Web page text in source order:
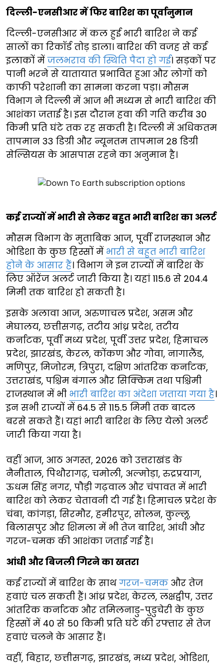
दिल्ली-एनसीआर में फिर बारिश का पूर्वानुमान
दिल्ली-एनसीआर में कल हुई भारी बारिश ने कई
सालों का रिकॉर्ड तोड़ डाला। बारिश की वजह से कई
इलाकों में जलभराव की स्थिति पैदा हो गई। सड़कों पर
पानी भरने से यातायात प्रभावित हुआ और लोगों को
काफी परेशानी का सामना करना पड़ा। मौसम
विभाग ने दिल्ली में आज भी मध्यम से भारी बारिश की
आशंका जताई है। इस दौरान हवा की गति करीब 30
किमी प्रति घंटे तक रह सकती है। दिल्ली में अधिकतम
तापमान 33 डिग्री और न्यूनतम तापमान 28 डिग्री
सेल्सियस के आसपास रहने का अनुमान है।
कई राज्यों में भारी से लेकर बहुत भारी बारिश का अलर्ट
मौसम विभाग के मुताबिक आज, पूर्वी राजस्थान और
ओडिशा के कुछ हिस्सों में भारी से बहुत भारी बारिश
होने के आसार हैं। विभाग ने इन राज्यों में बारिश के
लिए ऑरेंज अलर्ट जारी किया है। यहां 115.6 से 204.4
मिमी तक बारिश हो सकती है।
इसके अलावा आज, अरुणाचल प्रदेश, असम और
मेघालय, छत्तीसगढ़, तटीय आंध्र प्रदेश, तटीय
कर्नाटक, पूर्वी मध्य प्रदेश, पूर्वी उत्तर प्रदेश, हिमाचल
प्रदेश, झारखंड, केरल, कोंकण और गोवा, नागालैंड,
मणिपुर, मिजोरम, त्रिपुरा, दक्षिण आंतरिक कर्नाटक,
उत्तराखंड, पश्चिम बंगाल और सिक्किम तथा पश्चिमी
राजस्थान में भी भारी बारिश का अंदेशा जताया गया है।
इन सभी राज्यों में 64.5 से 115.5 मिमी तक बादल
बरसे सकते हैं। यहां भारी बारिश के लिए येलो अलर्ट
जारी किया गया है।
वहीं आज, आठ अगस्त, 2026 को उत्तराखंड के
नैनीताल, पिथौरागढ़, चमोली, अल्मोड़ा, रुद्रप्रयाग,
ऊधम सिंह नगर, पौड़ी गढ़वाल और चंपावत में भारी
बारिश को लेकर चेतावनी दी गई है। हिमाचल प्रदेश के
चंबा, कांगड़ा, सिरमौर, हमीरपुर, सोलन, कुल्लू,
बिलासपुर और शिमला में भी तेज बारिश, आंधी और
गरज-चमक की आशंका जताई गई है।
आंधी और बिजली गिरने का खतरा
कई राज्यों में बारिश के साथगरज-चमक और तेज
हवाएं चल सकती हैं। आंध्र प्रदेश, केरल, लक्षद्वीप, उत्तर
आंतरिक कर्नाटक और तमिलनाडु-पुडुचेरी के कुछ
हिस्सों में 40 से 50 किमी प्रति घंटे की रफ्तार से तेज
हवाएं चलने के आसार हैं।
वहीं, बिहार, छत्तीसगढ़, झारखंड, मध्य प्रदेश, ओडिशा,